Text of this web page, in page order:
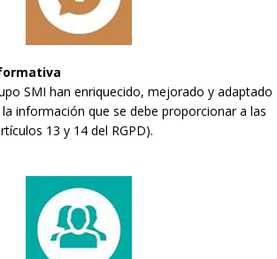
SMI han enriquecido, mejorado y adaptado
información que se debe proporcionar a las
13 y 14 del RGPD).